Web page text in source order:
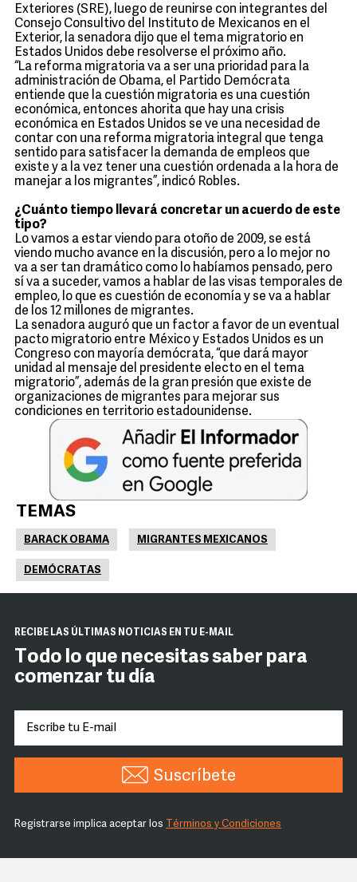
Exteriores (SRE), luego de reunirse con integrantes del
Consejo Consultivo del Instituto de Mexicanos en el
Exterior, la senadora dijo que el tema migratorio en
Estados Unidos debe resolverse el próximo año.
“La reforma migratoria va a ser una prioridad para la
administración de Obama, el Partido Demócrata
entiende que la cuestión migratoria es una cuestión
económica, entonces ahorita que hay una crisis
económica en Estados Unidos se ve una necesidad de
contar con una reforma migratoria integral que tenga
sentido para satisfacer la demanda de empleos que
existe y a la vez tener una cuestión ordenada a la hora de
manejar a los migrantes”, indicó Robles.
¿Cuánto tiempo llevará concretar un acuerdo de este
tipo?
Lo vamos a estar viendo para otoño de 2009, se está
viendo mucho avance en la discusión, pero a lo mejor no
va a ser tan dramático como lo habíamos pensado, pero
sí va a suceder, vamos a hablar de las visas temporales de
empleo, lo que es cuestión de economía y se va a hablar
de los 12 millones de migrantes.
La senadora auguró que un factor a favor de un eventual
pacto migratorio entre México y Estados Unidos es un
Congreso con mayoría demócrata, “que dará mayor
unidad al mensaje del presidente electo en el tema
migratorio”, además de la gran presión que existe de
organizaciones de migrantes para mejorar sus
condiciones en territorio estadounidense.
TEMAS
BARACK OBAMA MIGRANTES MEXICANOS
DEMÓCRATAS
RECIBE LAS ÚLTIMAS NOTICIAS EN TU E-MAIL
Todo lo que necesitas saber para
comenzar tu día
Suscríbete
Registrarse implica aceptar los Términos y Condiciones